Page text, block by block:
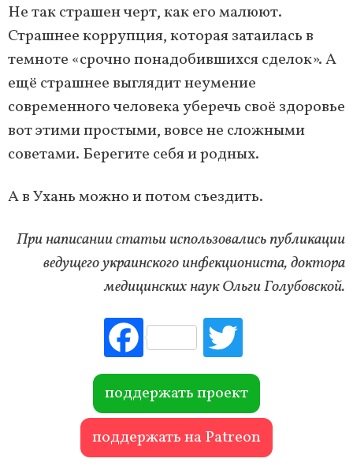
Не так страшен черт, как его малюют.
Страшнее коррупция, которая затаилась в
темноте «срочно понадобившихся сделок». А
ещё страшнее выглядит неумение
современного человека уберечь своё здоровье
вот этими простыми, вовсе не сложными
советами. Берегите себя и родных.
А в Ухань можно и потом съездить.
При написании статьи использовались публикации
ведущего украинского инфекциониста, доктора
медицинских наук Ольги Голубовской.
Fac
ebo
ok r
поддержать проект
поддержать на Patreon